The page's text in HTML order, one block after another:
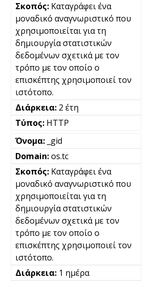
Καταγράφει ένα
μοναδικό αναγνωριστικό που
χρησιμοποιείται για τη
δημιουργία στατιστικών
δεδομένων σχετικά με τον
τρόπο με τον οποίο ο
επισκέπτης χρησιμοποιεί τον
ιστότοπο.
2 έτη
HTTP
_gid
os.tc
Καταγράφει ένα
μοναδικό αναγνωριστικό που
χρησιμοποιείται για τη
δημιουργία στατιστικών
δεδομένων σχετικά με τον
τρόπο με τον οποίο ο
επισκέπτης χρησιμοποιεί τον
ιστότοπο.
1 ημέρα